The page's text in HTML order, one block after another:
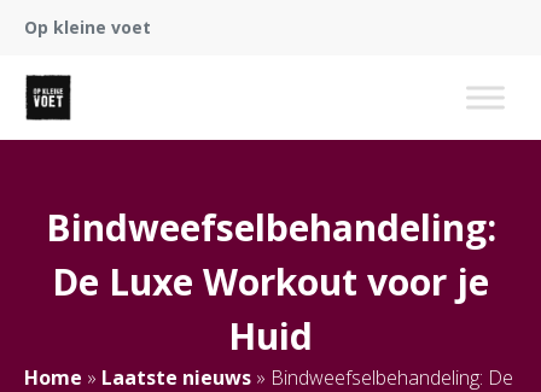
Op kleine voet
Bindweefselbehandeling:
De Luxe Workout voor je
Huid
Home » Laatste nieuws » Bindweefselbehandeling: De